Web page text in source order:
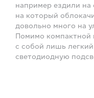
например ездили на
на который
довольно много на
Помимо компактной
с собой лишь
светодиодную